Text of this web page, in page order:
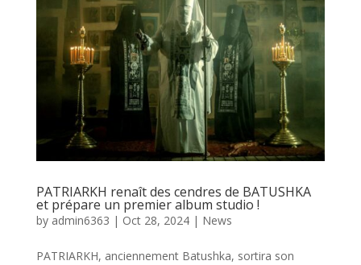
PATRIARKH renaît des cendres de BATUSHKA
et prépare un premier album studio !
by admin6363 | Oct 28, 2024| News
PATRIARKH, anciennement Batushka, sortira son